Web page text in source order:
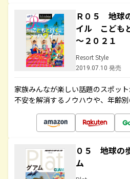
Ｒ０５ 地球
イル こども
～２０２１
Resort Style
2019.07.10 発売
家族みんなが楽しい話題のスポッ
不安を解消するノウハウや、年齢
０５ 地球の
ム